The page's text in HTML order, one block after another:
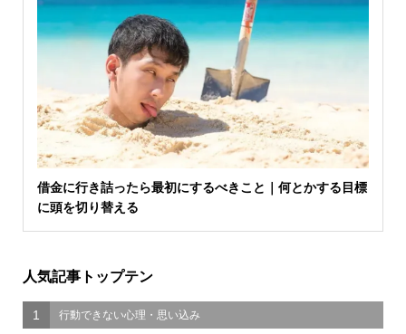
借金に行き詰ったら最初にするべきこと｜何とかする目標
に頭を切り替える
人気記事トップテン
1 行動できない心理・思い込み